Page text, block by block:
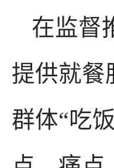
在监督
提供就餐
群体“吃